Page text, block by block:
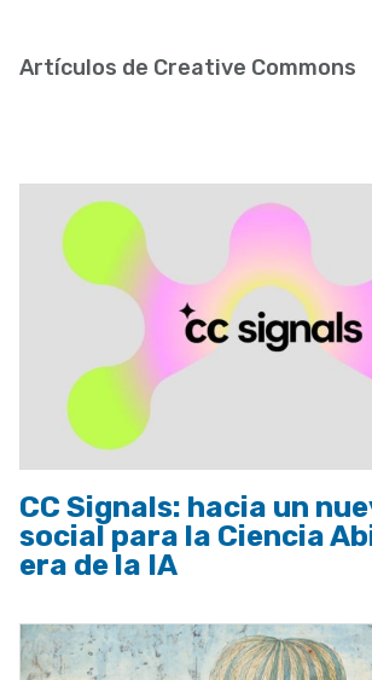
ayuda
navegación
Artículos de Creative Commons
CC Signals: hacia un
social para la Ciencia
era de la IA